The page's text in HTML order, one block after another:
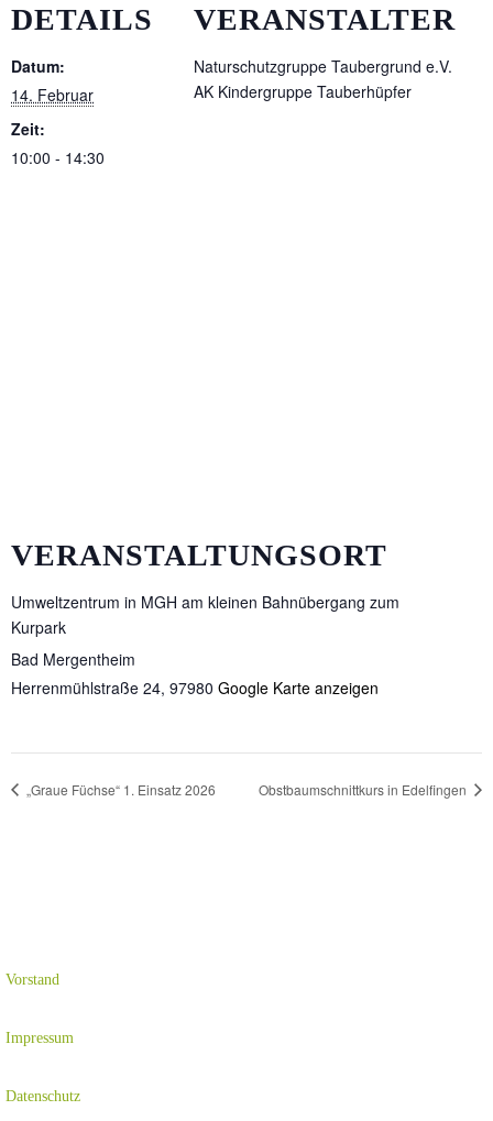
DETAILS
Datum:
14. Februar
Zeit:
10:00 - 14:30
VERANSTALTER
Naturschutzgruppe Taubergrund e.V.
AK Kindergruppe Tauberhüpfer
VERANSTALTUNGSORT
Umweltzentrum in MGH am kleinen Bahnübergang zum
Kurpark
Bad Mergentheim
Herrenmühlstraße 24, 97980 Google Karte anzeigen
„Graue Füchse“ 1. Einsatz 2026 Obstbaumschnittkurs in Edelfingen
Vorstand
Impressum
Datenschutz